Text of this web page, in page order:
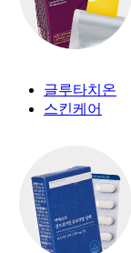
글루타치온
스킨케어